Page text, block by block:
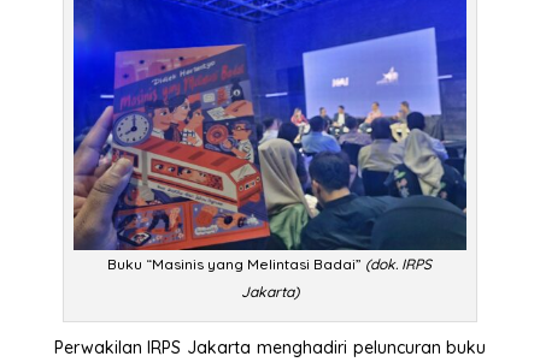
Buku “Masinis yang Melintasi Badai” (dok. IRPS
Jakarta)
Perwakilan IRPS Jakarta menghadiri peluncuran buku